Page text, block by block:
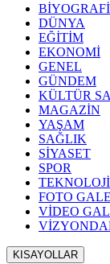
DÜNYA
EĞİTİM
EKONOMİ
GENEL
GÜNDEM
KÜLTÜR
MAGAZİN
YAŞAM
SAĞLIK
SİYASET
SPOR
TEKNOLOJİ
FOTO
VİDEO
KISAYOLLAR